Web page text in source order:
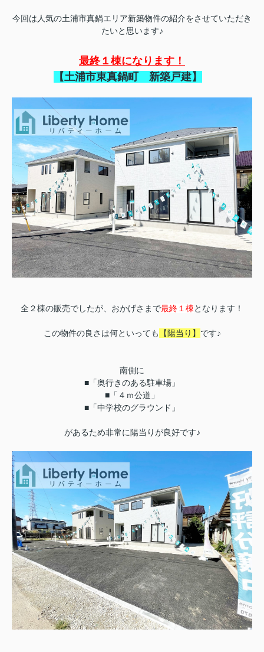
今回は人気の土浦市真鍋エリア新築物件の紹介をさせていただき
たいと思います♪
最終１棟になります！
【土浦市東真鍋町 新築戸建】
全２棟の販売でしたが、おかげさまで最終１棟となります！
この物件の良さは何といっても 【陽当り】 です♪
南側に
■「奥行きのある駐車場」
■「４ｍ公道」
■「中学校のグラウンド」
があるため非常に陽当りが良好です♪